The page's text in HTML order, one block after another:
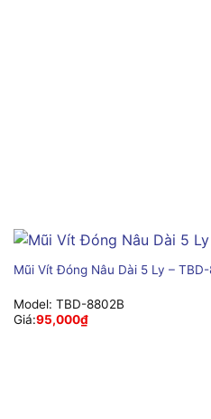
Mũi Vít Đóng Nâu Dài 5 Ly –
Model: TBD-8802B
Giá:95,000₫